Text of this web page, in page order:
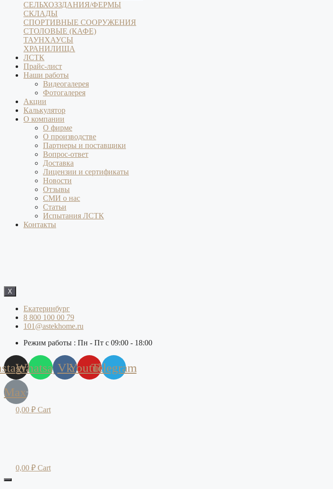
СЕЛЬХОЗЗДАНИЯ/ФЕРМЫ
СКЛАДЫ
СПОРТИВНЫЕ СООРУЖЕНИЯ
СТОЛОВЫЕ (КАФЕ)
ТАУНХАУСЫ
ХРАНИЛИЩА
ЛСТК
Прайс-лист
Наши работы
Видеогалерея
Фотогалерея
Акции
Калькулятор
О компании
О фирме
О производстве
Партнеры и поставщики
Вопрос-ответ
Доставка
Лицензии и сертификаты
Новости
Отзывы
СМИ о нас
Статьи
Испытания ЛСТК
Контакты
X
Екатеринбург
8 800 100 00 79
101@astekhome.ru
Режим работы : Пн - Пт с 09:00 - 18:00
WhatsappVkYoutubeTelegram
Max
0,00 ₽ Cart
0,00 ₽ Cart